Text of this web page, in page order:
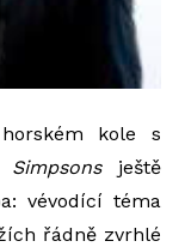
kole s
Simpsonsještě
vévodící téma
řádně zvrhlé